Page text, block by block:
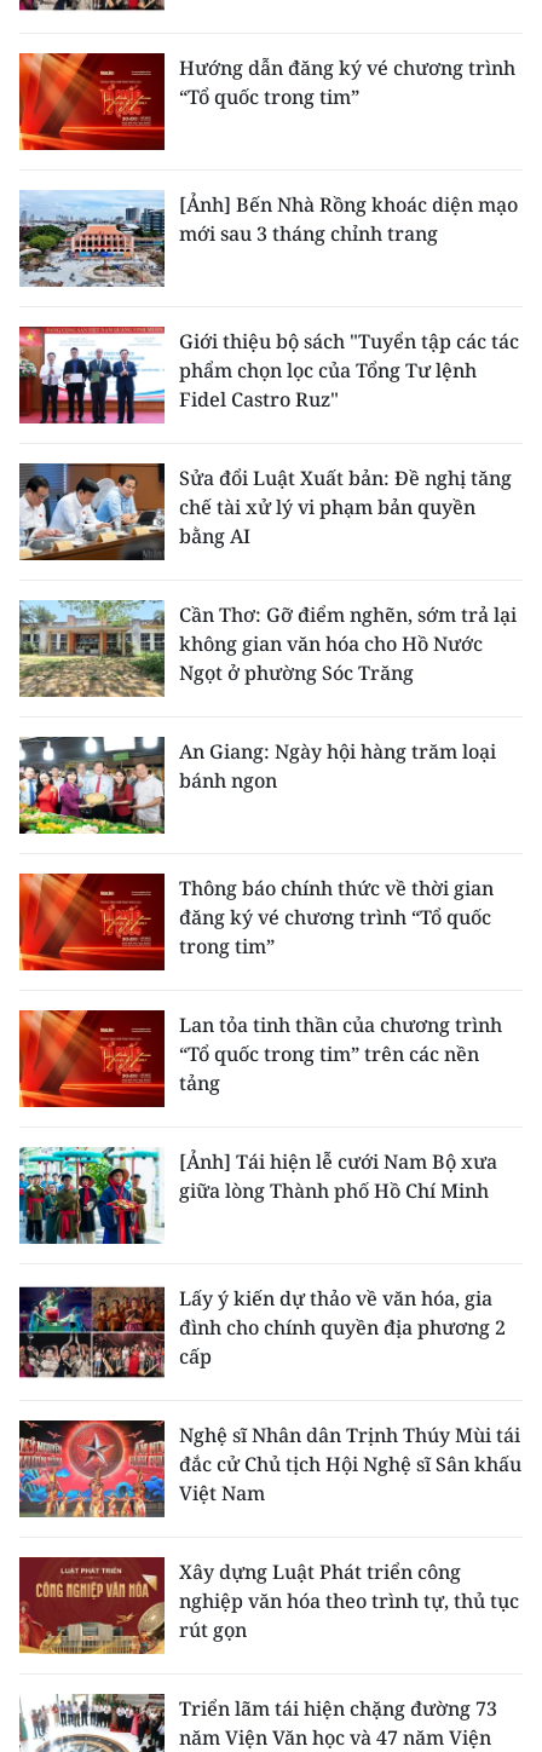
Hướng dẫn đăng ký vé chương trình
“Tổ quốc trong tim”
[Ảnh] Bến Nhà Rồng khoác diện mạo
mới sau 3 tháng chỉnh trang
Giới thiệu bộ sách "Tuyển tập các tác
phẩm chọn lọc của Tổng Tư lệnh
Fidel Castro Ruz"
Sửa đổi Luật Xuất bản: Đề nghị tăng
chế tài xử lý vi phạm bản quyền
bằng AI
Cần Thơ: Gỡ điểm nghẽn, sớm trả lại
không gian văn hóa cho Hồ Nước
Ngọt ở phường Sóc Trăng
An Giang: Ngày hội hàng trăm loại
bánh ngon
Thông báo chính thức về thời gian
đăng ký vé chương trình “Tổ quốc
trong tim”
Lan tỏa tinh thần của chương trình
“Tổ quốc trong tim” trên các nền
tảng
[Ảnh] Tái hiện lễ cưới Nam Bộ xưa
giữa lòng Thành phố Hồ Chí Minh
Lấy ý kiến dự thảo về văn hóa, gia
đình cho chính quyền địa phương 2
cấp
Nghệ sĩ Nhân dân Trịnh Thúy Mùi tái
đắc cử Chủ tịch Hội Nghệ sĩ Sân khấu
Việt Nam
Xây dựng Luật Phát triển công
nghiệp văn hóa theo trình tự, thủ tục
rút gọn
Triển lãm tái hiện chặng đường 73
năm Viện Văn học và 47 năm Viện